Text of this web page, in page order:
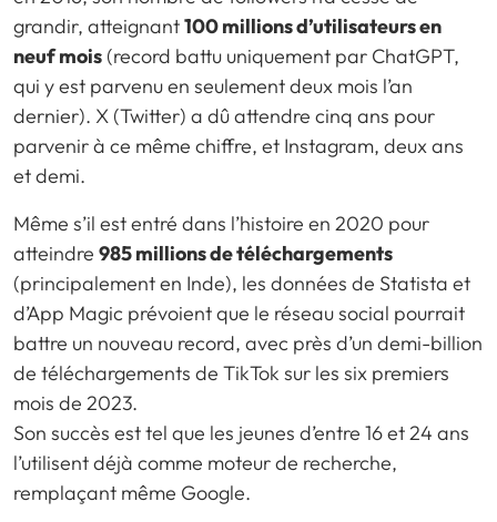
grandir, atteignant100 millions d’utilisateurs en
neuf mois (record battu uniquement par ChatGPT,
qui y est parvenu en seulement deux mois l’an
dernier). X (Twitter) a dû attendre cinq ans pour
parvenir à ce même chiffre, et Instagram, deux ans
et demi.
Même s’il est entré dans l’histoire en 2020 pour
atteindre 985 millions de téléchargements
(principalement en Inde), les données de Statista et
d’App Magic prévoient que le réseau social pourrait
battre un nouveau record, avec près d’un demi-billion
de téléchargements de TikTok sur les six premiers
mois de 2023.
Son succès est tel que les jeunes d’entre 16 et 24 ans
l’utilisent déjà comme moteur de recherche,
remplaçant même Google.